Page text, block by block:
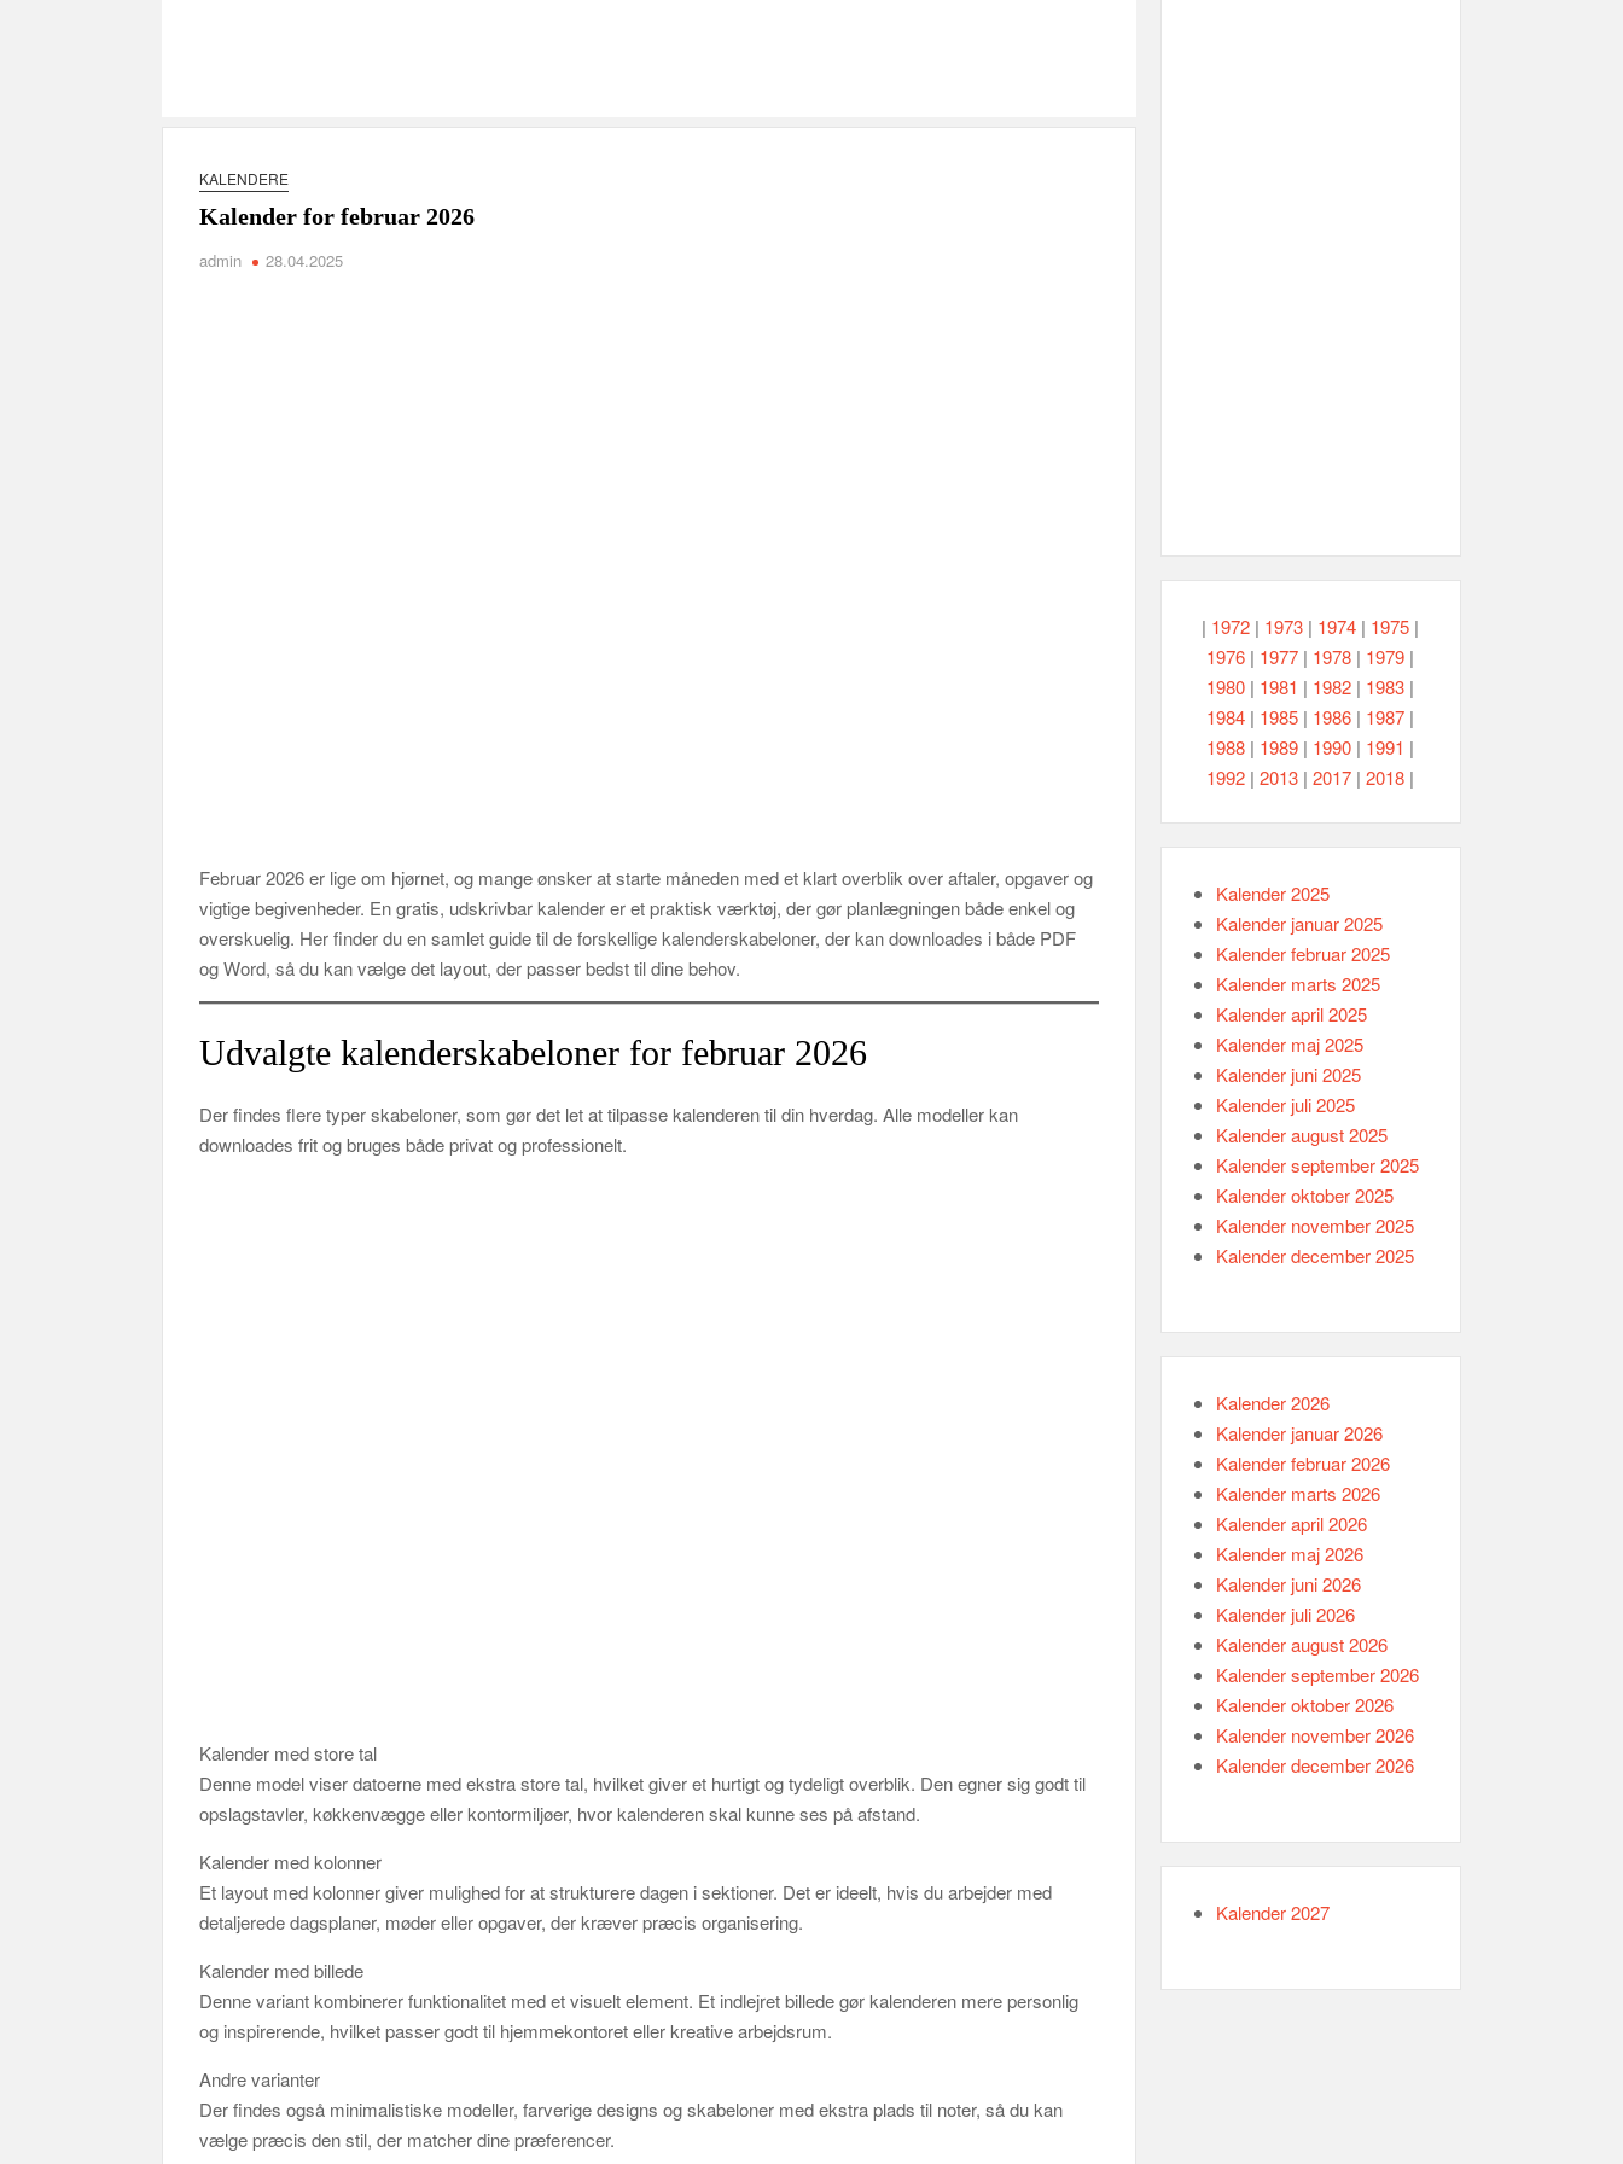
KALENDERE
Kalender for februar 2026
admin 28.04.2025
Februar 2026 er lige om hjørnet, og mange ønsker at starte måneden med et klart overblik over aftaler, opgaver og
vigtige begivenheder. En gratis, udskrivbar kalender er et praktisk værktøj, der gør planlægningen både enkel og
overskuelig. Her finder du en samlet guide til de forskellige kalenderskabeloner, der kan downloades i både PDF
og Word, så du kan vælge det layout, der passer bedst til dine behov.
Udvalgte kalenderskabeloner for februar 2026
Der findes flere typer skabeloner, som gør det let at tilpasse kalenderen til din hverdag. Alle modeller kan
downloades frit og bruges både privat og professionelt.
Kalender med store tal
Denne model viser datoerne med ekstra store tal, hvilket giver et hurtigt og tydeligt overblik. Den egner sig godt til
opslagstavler, køkkenvægge eller kontormiljøer, hvor kalenderen skal kunne ses på afstand.
Kalender med kolonner
Et layout med kolonner giver mulighed for at strukturere dagen i sektioner. Det er ideelt, hvis du arbejder med
detaljerede dagsplaner, møder eller opgaver, der kræver præcis organisering.
Kalender med billede
Denne variant kombinerer funktionalitet med et visuelt element. Et indlejret billede gør kalenderen mere personlig
og inspirerende, hvilket passer godt til hjemmekontoret eller kreative arbejdsrum.
Andre varianter
Der findes også minimalistiske modeller, farverige designs og skabeloner med ekstra plads til noter, så du kan
vælge præcis den stil, der matcher dine præferencer.
| 1972 | 1973 | 1974 | 1975 |
1976 | 1977 | 1978 | 1979 |
1980 | 1981 | 1982 | 1983 |
1984 | 1985 | 1986 | 1987 |
1988 | 1989 | 1990 | 1991 |
1992 |2013 |2017 |2018 |
Kalender 2025
Kalender januar 2025
Kalender februar 2025
Kalender marts 2025
Kalender april 2025
Kalender maj 2025
Kalender juni 2025
Kalender juli 2025
Kalender august 2025
Kalender september 2025
Kalender oktober 2025
Kalender november 2025
Kalender december 2025
Kalender 2026
Kalender januar 2026
Kalender februar 2026
Kalender marts 2026
Kalender april 2026
Kalender maj 2026
Kalender juni 2026
Kalender juli 2026
Kalender august 2026
Kalender september 2026
Kalender oktober 2026
Kalender november 2026
Kalender december 2026
Kalender 2027